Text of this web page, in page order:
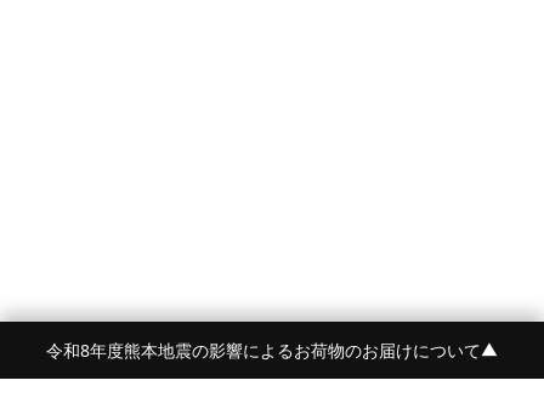
令和8年度熊本地震の影響によるお荷物のお届けについて▼